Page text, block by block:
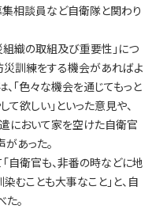
相談員など自衛隊と関わり
組織の取組及び重要性」につ
災訓練をする機会があればよ
、「色々な機会を通じてもっと
欲しい」といった意見や、
において家を空けた自衛官
あった。
自衛官も、非番の時などに地
むことも大事なこと」と、自
。